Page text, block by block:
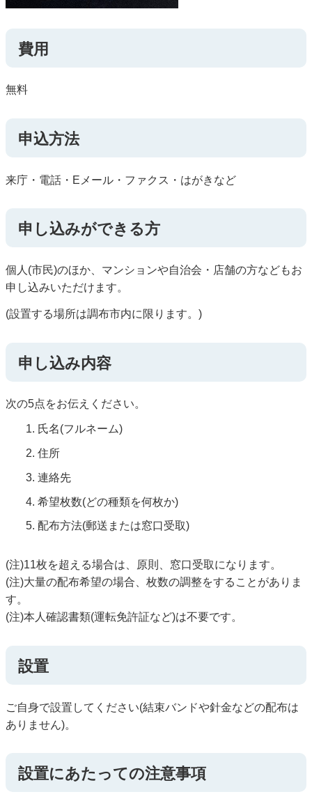
費用
無料
申込方法
来庁・電話・Eメール・ファクス・はがきなど
申し込みができる方
個人(市民)のほか、マンションや自治会・店舗の方などもお
申し込みいただけます。
(設置する場所は調布市内に限ります。)
申し込み内容
次の5点をお伝えください。
氏名(フルネーム)
住所
連絡先
希望枚数(どの種類を何枚か)
配布方法(郵送または窓口受取)
(注)11枚を超える場合は、原則、窓口受取になります。
(注)大量の配布希望の場合、枚数の調整をすることがありま
す。
(注)本人確認書類(運転免許証など)は不要です。
設置
ご自身で設置してください(結束バンドや針金などの配布は
ありません)。
設置にあたっての注意事項